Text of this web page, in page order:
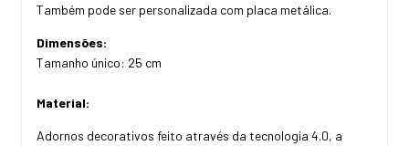
Também pode ser personalizada com placa metálica.
Dimensões:
Tamanho único: 25 cm
Material:
Adornos decorativos feito através da tecnologia 4.0, a